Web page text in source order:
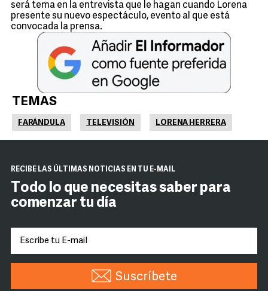
será tema en la entrevista que le hagan cuando Lorena
presente su nuevo espectáculo, evento al que está
convocada la prensa.
TEMAS
FARÁNDULA TELEVISIÓN LORENA HERRERA
RECIBE LAS ÚLTIMAS NOTICIAS EN TU E-MAIL
Todo lo que necesitas saber para
comenzar tu día
Suscríbete